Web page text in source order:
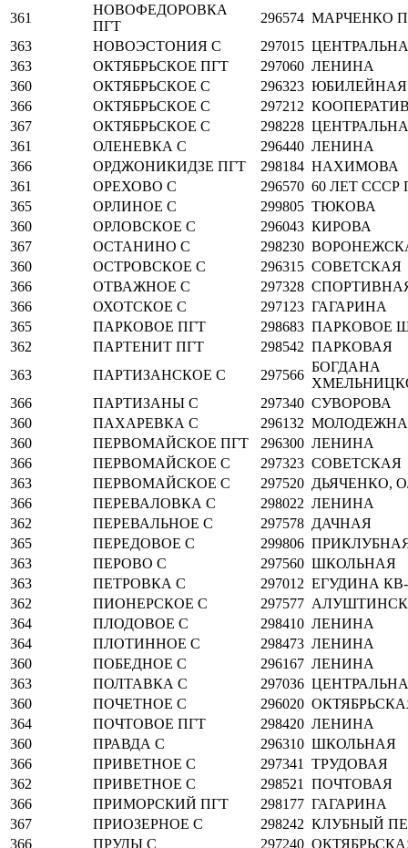
361
НОВОФЕДОРОВКА
ПГТ
296574 МАРЧЕНКО
363
НОВОЭСТОНИЯ С 297015
363
ОКТЯБРЬСКОЕ ПГТ 297060 ЛЕНИНА
360
ОКТЯБРЬСКОЕ С 296323 ЮБИЛЕЙНАЯ
366
ОКТЯБРЬСКОЕ С 297212
367
ОКТЯБРЬСКОЕ С 298228
361
ОЛЕНЕВКА С 296440 ЛЕНИНА
366
ОРДЖОНИКИДЗЕ ПГТ 298184 НАХИМОВА
361
ОРЕХОВО С 296570 60 ЛЕТ СССР
365
ОРЛИНОЕ С 299805 ТЮКОВА
360
ОРЛОВСКОЕ С 296043 КИРОВА
367
ОСТАНИНО С 298230
360
ОСТРОВСКОЕ С 296315 СОВЕТСКАЯ
366
ОТВАЖНОЕ С 297328
366
ОХОТСКОЕ С 297123 ГАГАРИНА
365
ПАРКОВОЕ ПГТ 298683 ПАРКОВОЕ
362
ПАРТЕНИТ ПГТ 298542 ПАРКОВАЯ
363
ПАРТИЗАНСКОЕ С 297566
БОГДАНА
366
ПАРТИЗАНЫ С 297340 СУВОРОВА
360
ПАХАРЕВКА С 296132
360
ПЕРВОМАЙСКОЕ ПГТ 296300 ЛЕНИНА
366
ПЕРВОМАЙСКОЕ С 297323 СОВЕТСКАЯ
363
ПЕРВОМАЙСКОЕ С 297520 ДЬЯЧЕНКО,
366
ПЕРЕВАЛОВКА С 298022 ЛЕНИНА
362
ПЕРЕВАЛЬНОЕ С 297578 ДАЧНАЯ
365
ПЕРЕДОВОЕ С 299806
363
ПЕРОВО С 297560 ШКОЛЬНАЯ
363
ПЕТРОВКА С 297012 ЕГУДИНА
362
ПИОНЕРСКОЕ С 297577
364
ПЛОДОВОЕ С 298410 ЛЕНИНА
364
ПЛОТИННОЕ С 298473 ЛЕНИНА
360
ПОБЕДНОЕ С 296167 ЛЕНИНА
363
ПОЛТАВКА С 297036
360
ПОЧЕТНОЕ С 296020
364
ПОЧТОВОЕ ПГТ 298420 ЛЕНИНА
360
ПРАВДА С 296310 ШКОЛЬНАЯ
366
ПРИВЕТНОЕ С 297341
ТРУДОВАЯ
362
ПРИВЕТНОЕ С 298521
ПОЧТОВАЯ
366
ПРИМОРСКИЙ ПГТ 298177 ГАГАРИНА
367
ПРИОЗЕРНОЕ С 298242 КЛУБНЫЙ
366
ПРУДЫ С 297240